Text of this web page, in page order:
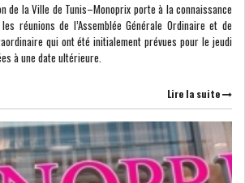
de la Ville de Tunis–Monoprix porte à la connaissance
réunions de l’Assemblée Générale Ordinaire et de
qui ont été initialement prévues pour le jeudi
à une date ultérieure.
Lire la suite